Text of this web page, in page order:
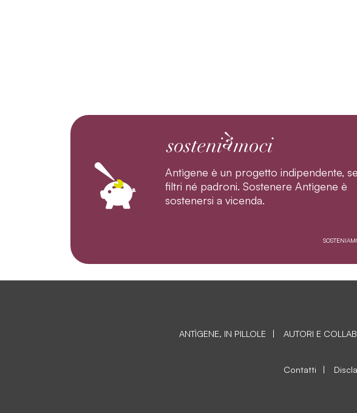
Antìgene è un progetto indipendente,
filtri né padroni. Sostenere Antìgene è
sostenersi a vicenda.
ANTÌGENE, IN PILLOLE AUTORI E
Contatti